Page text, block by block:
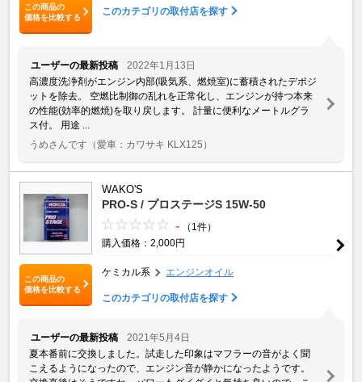
この商品の
価格を比較する
このカテゴリの取付店を探す
ユーザーの最新投稿
2022年1月13日
高濃度洗浄剤がエンジン内部(吸気系、燃焼室)に蓄積されたデポジ
ットを除去。 空燃比制御の乱れを正常化し、エンジンが持つ本来
の性能(効率的燃焼)を取り戻します。 計量に便利なメートルグラ
ス付。 用途 ...
うめさんです （愛車：カワサキ KLX125）
この商品の
価格を比較する
WAKO'S
PRO-S / プロステージS 15W-50
-
（1件）
購入価格：2,000円
ケミカル系 エンジンオイル
このカテゴリの取付店を探す
ユーザーの最新投稿
2021年5月4日
夏本番前に交換しました。試走した印象はマフラーの音がよく聞
こえるようになったので、エンジン音が静かになったようです。